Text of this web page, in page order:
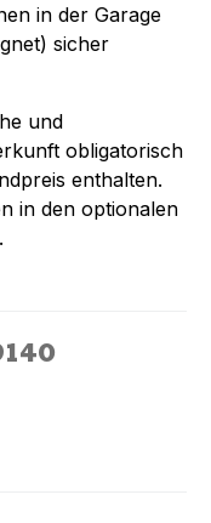
in der Garage
sicher
und
obligatorisch
enthalten.
in den optionalen